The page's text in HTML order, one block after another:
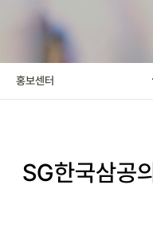
영농정보
홍보센터
카드뉴스
홍보센터
SG한국삼공의